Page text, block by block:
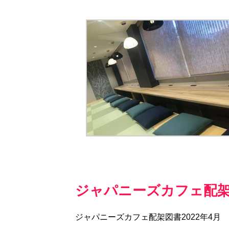
ジャパニーズカフェ配
ジャパニーズカフェ配架図書2022年4月